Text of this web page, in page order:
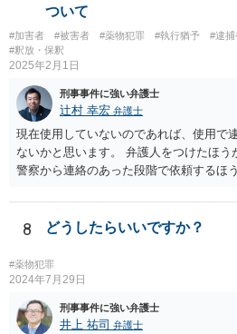
ついて
#加害者 #被害者 #薬物犯罪 #執行猶予
#逮捕
#釈放・保釈
2025年2月1日
刑事事件に強い弁護士
辻村 幸宏 弁護士
現在使用していないのであれば、使用で
ないかと思います。 弁護人をつけたほう
警察から連絡のあった段階で依頼するほ
すめします。勾留については、そもそも
ませんが、逮捕された場合には基本的に
8 どうしたらいいですか？
#薬物犯罪
2024年7月29日
刑事事件に強い弁護士
井上 祐司 弁護士